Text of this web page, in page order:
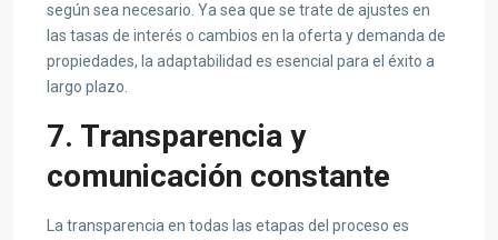
según sea necesario. Ya sea que se trate de ajustes en
las tasas de interés o cambios en la oferta y demanda de
propiedades, la adaptabilidad es esencial para el éxito a
largo plazo.
7. Transparencia y
comunicación constante
La transparencia en todas las etapas del proceso es